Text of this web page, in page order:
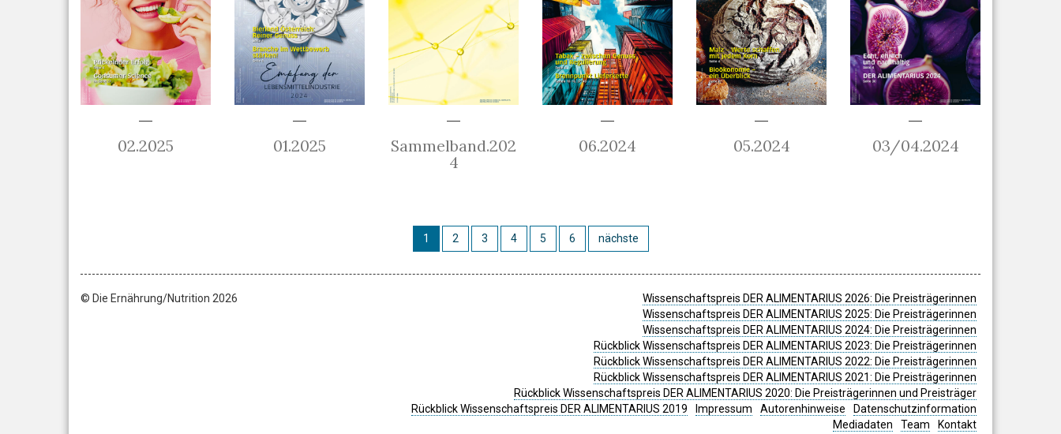
02.2025 01.2025
Sammelband.202
4
06.2024 05.2024 03/04.2024
1 2 3 4 5 6 nächste
© Die Ernährung/Nutrition 2026
Wissenschaftspreis DER ALIMENTARIUS 2026: Die Preisträgerinnen
Wissenschaftspreis DER ALIMENTARIUS 2025: Die Preisträgerinnen
Wissenschaftspreis DER ALIMENTARIUS 2024: Die Preisträgerinnen
Rückblick Wissenschaftspreis DER ALIMENTARIUS 2023: Die Preisträgerinnen
Rückblick Wissenschaftspreis DER ALIMENTARIUS 2022: Die Preisträgerinnen
Rückblick Wissenschaftspreis DER ALIMENTARIUS 2021: Die Preisträgerinnen
Rückblick Wissenschaftspreis DER ALIMENTARIUS 2020: Die Preisträgerinnen und Preisträger
Rückblick Wissenschaftspreis DER ALIMENTARIUS 2019
Impressum Autorenhinweise
Datenschutzinformation
Mediadaten
Team Kontakt